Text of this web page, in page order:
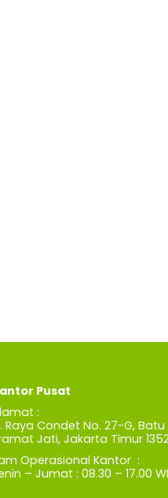
Pusat
:
Raya Condet No. 27-G,
Jati, Jakarta Timur
Operasional Kantor :
– Jumat : 08.30 – 17.00